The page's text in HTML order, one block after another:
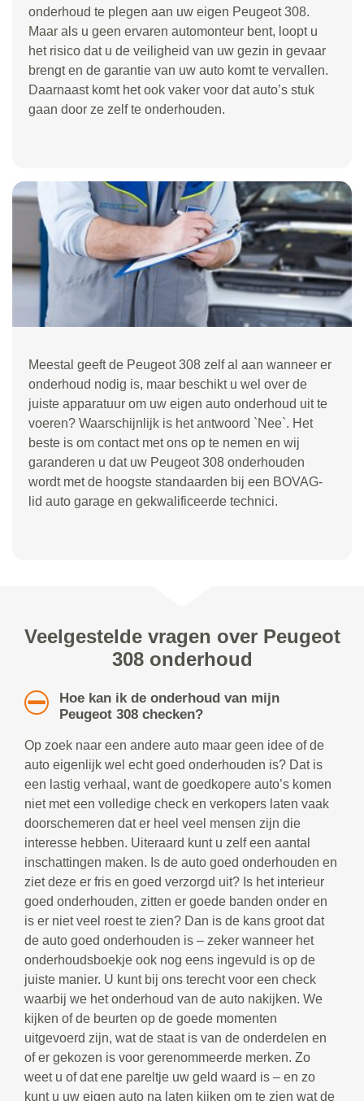
onderhoud te plegen aan uw eigen Peugeot 308.
Maar als u geen ervaren automonteur bent, loopt u
het risico dat u de veiligheid van uw gezin in gevaar
brengt en de garantie van uw auto komt te vervallen.
Daarnaast komt het ook vaker voor dat auto’s stuk
gaan door ze zelf te onderhouden.
Meestal geeft de Peugeot 308 zelf al aan wanneer er
onderhoud nodig is, maar beschikt u wel over de
juiste apparatuur om uw eigen auto onderhoud uit te
voeren? Waarschijnlijk is het antwoord `Nee`. Het
beste is om contact met ons op te nemen en wij
garanderen u dat uw Peugeot 308 onderhouden
wordt met de hoogste standaarden bij een BOVAG-
lid auto garage en gekwalificeerde technici.
Veelgestelde vragen over Peugeot
308 onderhoud
Hoe kan ik de onderhoud van mijn
Peugeot 308 checken?
Op zoek naar een andere auto maar geen idee of de
auto eigenlijk wel echt goed onderhouden is? Dat is
een lastig verhaal, want de goedkopere auto’s komen
niet met een volledige check en verkopers laten vaak
doorschemeren dat er heel veel mensen zijn die
interesse hebben. Uiteraard kunt u zelf een aantal
inschattingen maken. Is de auto goed onderhouden en
ziet deze er fris en goed verzorgd uit? Is het interieur
goed onderhouden, zitten er goede banden onder en
is er niet veel roest te zien? Dan is de kans groot dat
de auto goed onderhouden is – zeker wanneer het
onderhoudsboekje ook nog eens ingevuld is op de
juiste manier. U kunt bij ons terecht voor een check
waarbij we het onderhoud van de auto nakijken. We
kijken of de beurten op de goede momenten
uitgevoerd zijn, wat de staat is van de onderdelen en
of er gekozen is voor gerenommeerde merken. Zo
weet u of dat ene pareltje uw geld waard is – en zo
kunt u uw eigen auto na laten kijken om te zien wat de